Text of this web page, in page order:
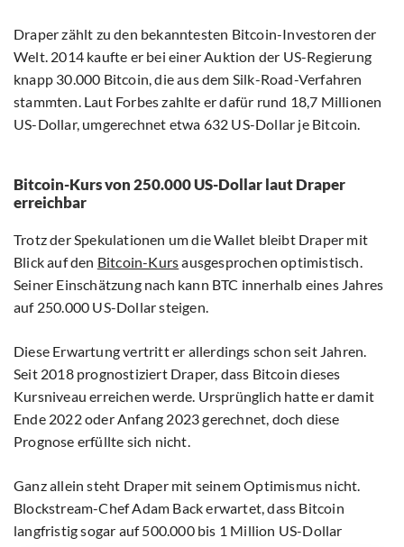
Draper zählt zu den bekanntesten Bitcoin-Investoren der
Welt. 2014 kaufte er bei einer Auktion der US-Regierung
knapp 30.000 Bitcoin, die aus dem Silk-Road-Verfahren
stammten. Laut Forbes zahlte er dafür rund 18,7 Millionen
US-Dollar, umgerechnet etwa 632 US-Dollar je Bitcoin.
Bitcoin-Kurs von 250.000 US-Dollar laut Draper
erreichbar
Trotz der Spekulationen um die Wallet bleibt Draper mit
Blick auf den Bitcoin-Kursausgesprochen optimistisch.
Seiner Einschätzung nach kann BTC innerhalb eines Jahres
auf 250.000 US-Dollar steigen.
Diese Erwartung vertritt er allerdings schon seit Jahren.
Seit 2018 prognostiziert Draper, dass Bitcoin dieses
Kursniveau erreichen werde. Ursprünglich hatte er damit
Ende 2022 oder Anfang 2023 gerechnet, doch diese
Prognose erfüllte sich nicht.
Ganz allein steht Draper mit seinem Optimismus nicht.
Blockstream-Chef Adam Back erwartet, dass Bitcoin
langfristig sogar auf 500.000 bis 1 Million US-Dollar